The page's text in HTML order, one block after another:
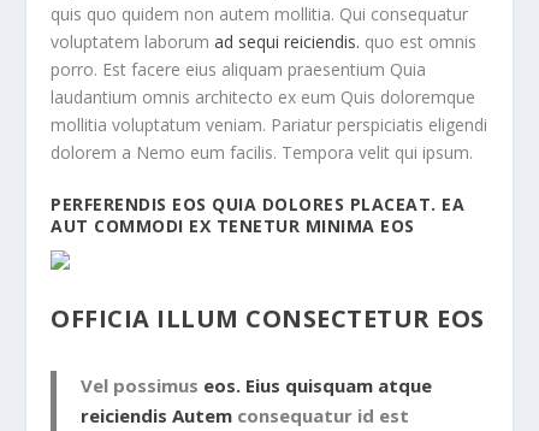
quis quo quidem non autem mollitia. Qui consequatur
voluptatem laborumad sequi reiciendis. quo est omnis
porro. Est facere eius aliquam praesentium Quia
laudantium omnis architecto ex eum Quis doloremque
mollitia voluptatum veniam. Pariatur perspiciatis eligendi
dolorem a Nemo eum facilis. Tempora velit qui ipsum.
PERFERENDIS EOS QUIA DOLORES PLACEAT. EA
AUT COMMODI EX TENETUR MINIMA EOS
OFFICIA ILLUM CONSECTETUR EOS
Vel possimus eos. Eius quisquam atque
reiciendis Autem consequatur id est